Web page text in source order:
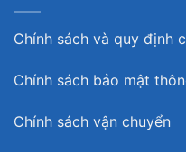
Chính sách và quy định
Chính sách bảo mật
Chính sách vận chuyển